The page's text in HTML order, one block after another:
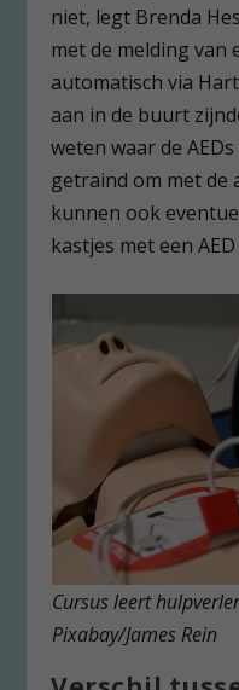
niet, legt Brenda
met de melding
automatisch via
aan in de buurt
weten waar de
getraind om met de
kunnen ook
kastjes met een
Cursus leert
Pixabay/James Rein